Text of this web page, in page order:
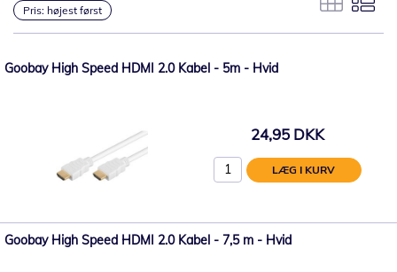
Pris: højest først
Goobay High Speed ​​HDMI 2.0 Kabel - 5m - Hvid
24,95 DKK
LÆG I KURV
Goobay High Speed ​​HDMI 2.0 Kabel - 7,5 m - Hvid